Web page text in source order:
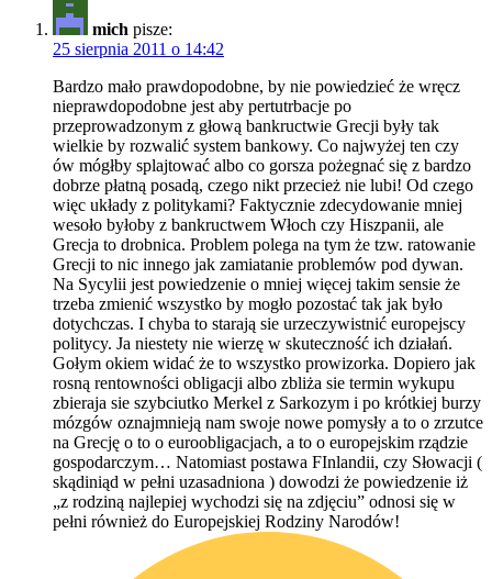
mich pisze:
25 sierpnia 2011 o 14:42
Bardzo mało prawdopodobne, by nie powiedzieć że wręcz
nieprawdopodobne jest aby pertutrbacje po
przeprowadzonym z głową bankructwie Grecji były tak
wielkie by rozwalić system bankowy. Co najwyżej ten czy
ów mógłby splajtować albo co gorsza pożegnać się z bardzo
dobrze płatną posadą, czego nikt przecież nie lubi! Od czego
więc układy z politykami? Faktycznie zdecydowanie mniej
wesoło byłoby z bankructwem Włoch czy Hiszpanii, ale
Grecja to drobnica. Problem polega na tym że tzw. ratowanie
Grecji to nic innego jak zamiatanie problemów pod dywan.
Na Sycylii jest powiedzenie o mniej więcej takim sensie że
trzeba zmienić wszystko by mogło pozostać tak jak było
dotychczas. I chyba to starają sie urzeczywistnić europejscy
politycy. Ja niestety nie wierzę w skuteczność ich działań.
Gołym okiem widać że to wszystko prowizorka. Dopiero jak
rosną rentowności obligacji albo zbliża sie termin wykupu
zbieraja sie szybciutko Merkel z Sarkozym i po krótkiej burzy
mózgów oznajmnieją nam swoje nowe pomysły a to o zrzutce
na Grecję o to o euroobligacjach, a to o europejskim rządzie
gospodarczym… Natomiast postawa FInlandii, czy Słowacji (
skądiniąd w pełni uzasadniona ) dowodzi że powiedzenie iż
„z rodziną najlepiej wychodzi się na zdjęciu” odnosi się w
pełni również do Europejskiej Rodziny Narodów!